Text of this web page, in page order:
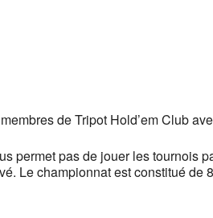
de Tripot Hold’em Club
pas de jouer les tournois
Le championnat est constitué de